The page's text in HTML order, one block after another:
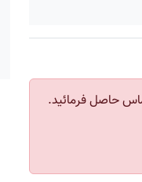
حاصل فرمائید.